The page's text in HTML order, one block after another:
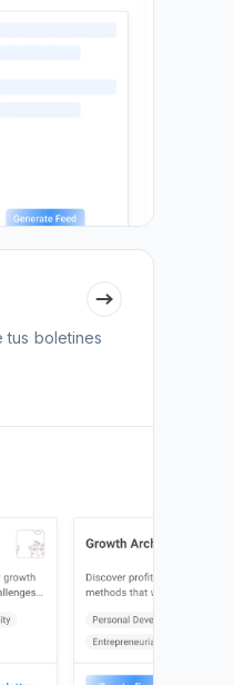
tus boletines